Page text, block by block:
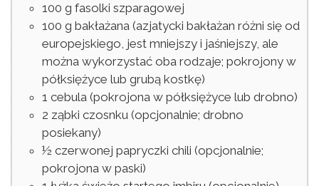
100 g fasolki szparagowej
100 g bakłażana (azjatycki bakłażan różni się od
europejskiego, jest mniejszy i jaśniejszy, ale
można wykorzystać oba rodzaje; pokrojony w
półksiężyce lub grubą kostkę)
1 cebula (pokrojona w półksiężyce lub drobno)
2 ząbki czosnku (opcjonalnie; drobno
posiekany)
½ czerwonej papryczki chili (opcjonalnie;
pokrojona w paski)